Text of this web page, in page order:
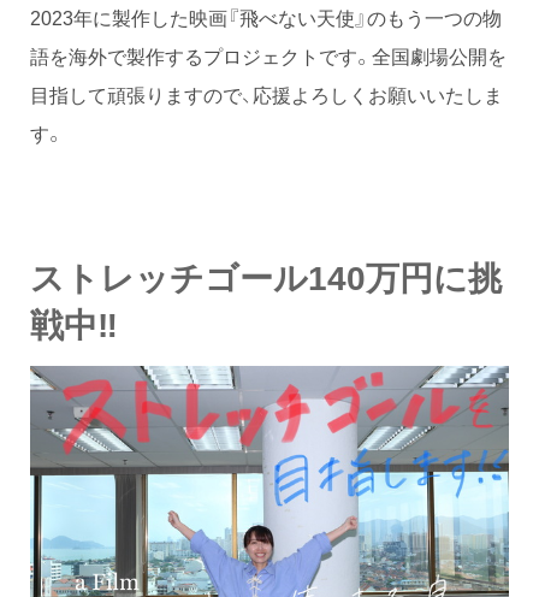
2023年に製作した映画『飛べない天使』のもう一つの物
語を海外で製作するプロジェクトです。全国劇場公開を
目指して頑張りますので、応援よろしくお願いいたしま
す。
ストレッチゴール140万円に挑
戦中‼︎